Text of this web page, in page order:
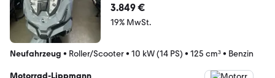
3.849 €
19% MwSt.
Neufahrzeug • Roller/Scooter• 10 kW (14 PS) • 125 cm³• Benzin